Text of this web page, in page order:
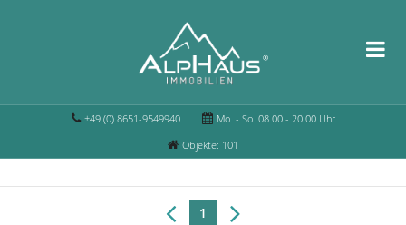
+49 (0) 8651-9549940
Mo. - So. 08.00 - 20.00 Uhr
Objekte: 101
1